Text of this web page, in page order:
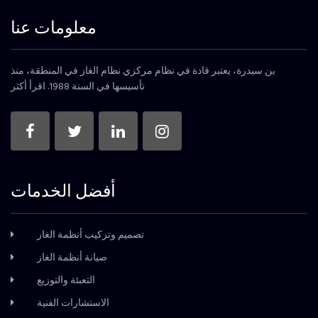
معلومات عنا
بن سيدرة، يعتبر قادة في نظام مركزي نظام الغاز في المنطقة، منذ
تأسيسها في السنة 1988.
اقرأ أكثر
أفضل الخدمات
تصميم وتركيب أنظمة الغاز
صيانة أنظمة الغاز
التعبئة والتوزيع
الاستشارات الفنية